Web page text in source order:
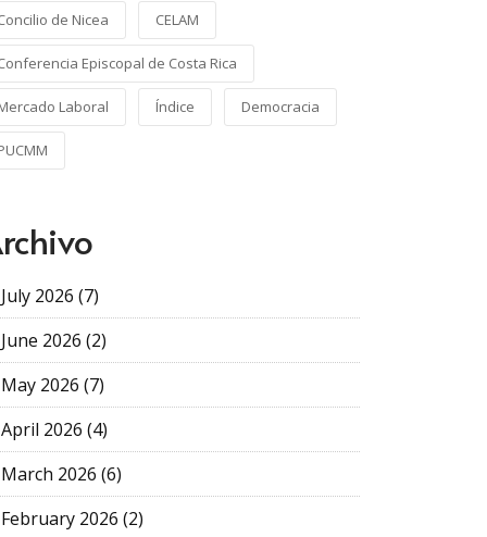
de Nicea CELAM
Episcopal de Costa Rica
Laboral Índice Democracia
July 2026 (7)
June 2026 (2)
May 2026 (7)
April 2026 (4)
March 2026 (6)
February 2026 (2)